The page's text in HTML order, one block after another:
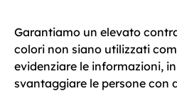
Garantiamo un elevato
colori non siano utilizzati
evidenziare le informazioni,
svantaggiare le persone con